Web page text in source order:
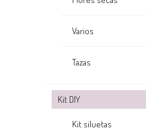
Varios
Tazas
Kit DIY
Kit siluetas